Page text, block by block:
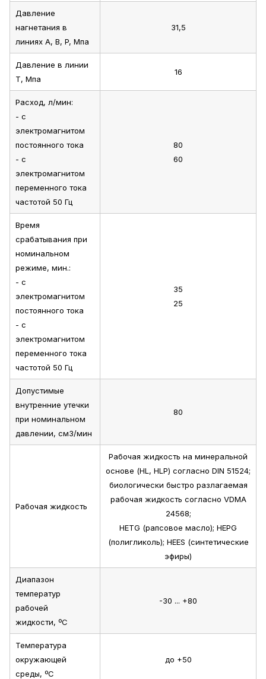
Давление
нагнетания в
линиях A, B, P, Мпа
31,5
Давление в линии
T, Мпа
16
Расход, л/мин:
- с
электромагнитом
постоянного тока
- с
электромагнитом
переменного тока
частотой 50 Гц
80
60
Время
срабатывания при
номинальном
режиме, мин.:
- с
электромагнитом
постоянного тока
- с
электромагнитом
переменного тока
частотой 50 Гц
35
25
Допустимые
внутренние утечки
при номинальном
давлении, см3/мин
80
Рабочая жидкость
Рабочая жидкость на минеральной
основе (HL, HLP) согласно DIN 51524;
биологически быстро разлагаемая
рабочая жидкость согласно VDMA
24568;
HETG (рапсовое масло); HEPG
(полигликоль); HEES (синтетические
эфиры)
Диапазон
температур
рабочей
жидкости, ºС
-30 ... +80
Температура
окружающей
среды, ºС
до +50